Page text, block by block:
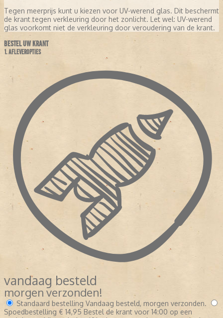
Tegen meerprijs kunt u kiezen voor UV-werend glas. Dit beschermt
de krant tegen verkleuring door het zonlicht. Let wel: UV-werend
glas voorkomt niet de verkleuring door veroudering van de krant.
BESTEL UW KRANT
1. AFLEVEROPTIES
vandaag besteld
morgen verzonden!
Standaard bestelling Vandaag besteld, morgen verzonden.
Spoedbestelling € 14,95 Bestel de krant voor 14:00 op een